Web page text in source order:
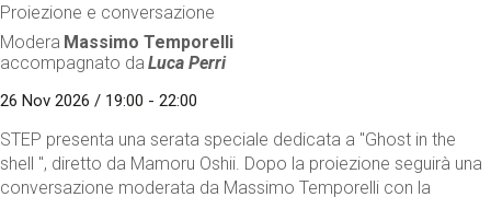
Proiezione e conversazione
Modera Massimo Temporelli
accompagnato da Luca Perri
26 Nov 2026 / 19:00 - 22:00
STEP presenta una serata speciale dedicata a "Ghost in the
shell ", diretto da Mamoru Oshii. Dopo la proiezione seguirà una
conversazione moderata da Massimo Temporelli con la